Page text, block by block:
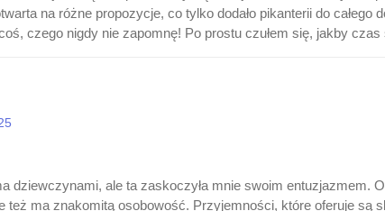
na różne propozycje, co tylko dodało pikanterii do
czego nigdy nie zapomnę! Po prostu czułem się, jakby
dziewczynami, ale ta zaskoczyła mnie swoim entuzjazmem.
też ma znakomitą osobowość. Przyjemności, które oferuje są